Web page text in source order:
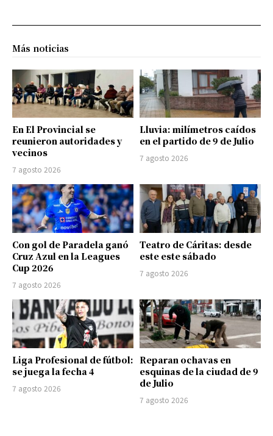
Más noticias
En El Provincial se
reunieron autoridades y
vecinos
7 agosto 2026
Lluvia: milímetros caídos
en el partido de 9 de Julio
7 agosto 2026
Con gol de Paradela ganó
Cruz Azul en la Leagues
Cup 2026
7 agosto 2026
Teatro de Cáritas: desde
este este sábado
7 agosto 2026
Liga Profesional de fútbol:
se juega la fecha 4
7 agosto 2026
Reparan ochavas en
esquinas de la ciudad de 9
de Julio
7 agosto 2026